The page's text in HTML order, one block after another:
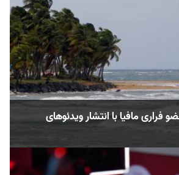
فراری مافیا با انتشار ویدئوهای